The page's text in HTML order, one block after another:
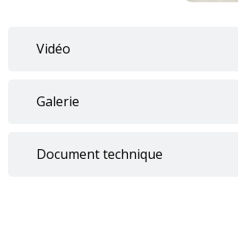
Vidéo
Galerie
Document technique